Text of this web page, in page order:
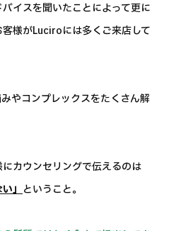
イスを聞いたことによって更に
様がLuciroには多くご来店して
やコンプレックスをたくさん解
カウンセリングで伝えるのは
」 ということ。